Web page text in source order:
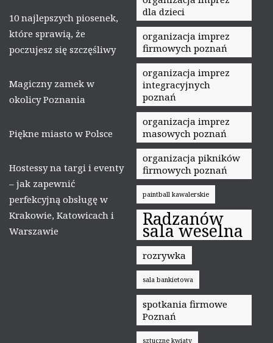
10 najlepszych piosenek,
które sprawią, że
poczujesz się szczęśliwy
Magiczny zamek w
okolicy Poznania
Piękne miasto w Polsce
Hostessy na targi i eventy
– jak zapewnić
perfekcyjną obsługę w
Krakowie, Katowicach i
Warszawie
dla dzieci
organizacja imprez
firmowych poznań
organizacja imprez
integracyjnych
poznań
organizacja imprez
masowych poznań
organizacja pikników
firmowych poznań
paintball kawalerskie
Radzanów
sala weselna
rozrywka
sala bankietowa
spotkania firmowe
Poznań
sztuczne kwiaty